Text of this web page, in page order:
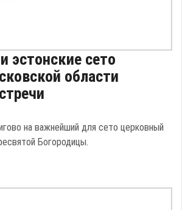
эстонские сето
области
на важнейший для сето церковный
Богородицы.